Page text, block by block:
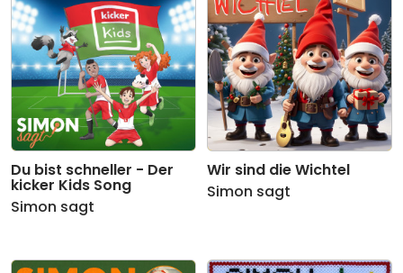
Du bist schneller - Der
kicker Kids Song
Simon sagt
Wir sind die Wichtel
Simon sagt